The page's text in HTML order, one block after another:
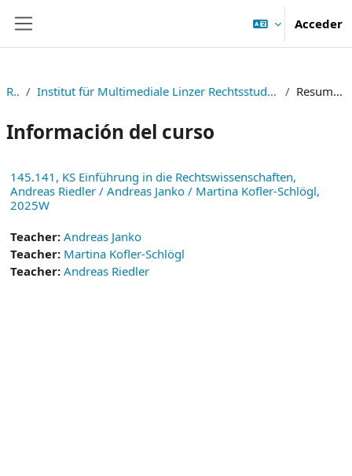
Acceder
RE Institut für Multimediale Linzer Rechtsstudien Resumen
Información del curso
145.141, KS Einführung in die Rechtswissenschaften,
Andreas Riedler / Andreas Janko / Martina Kofler-Schlögl,
2025W
Teacher: Andreas Janko
Teacher: Martina Kofler-Schlögl
Teacher: Andreas Riedler